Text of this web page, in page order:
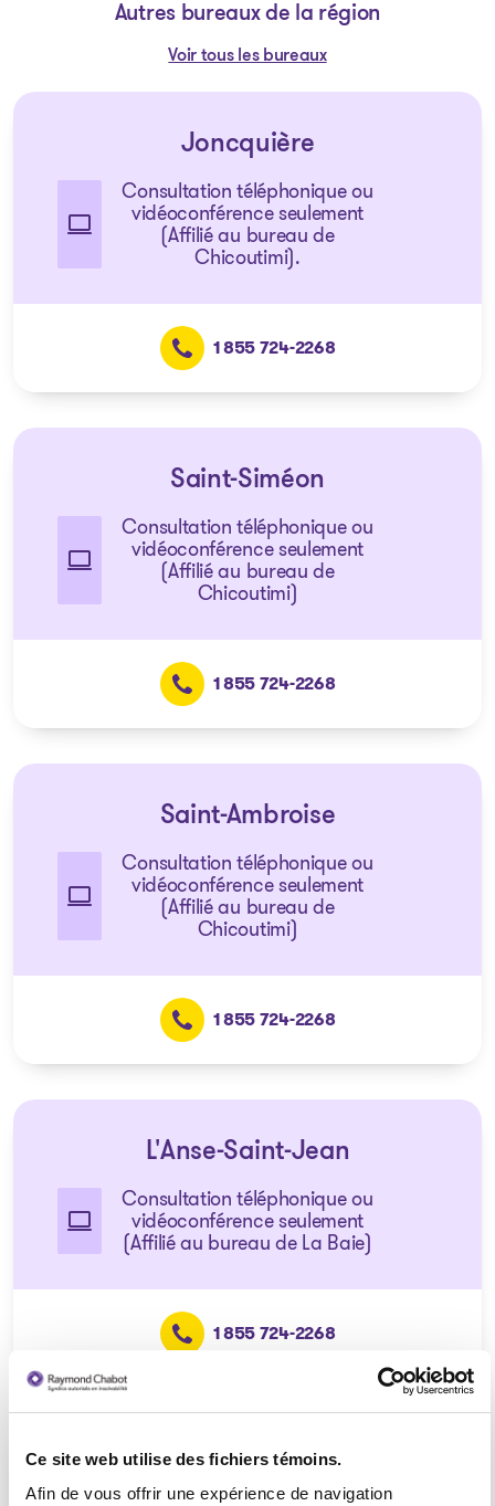
Ce site web utilise des fichiers témoins.
Afin de vous offrir une expérience de navigation
Autres bureaux de la région
Voir tous les bureaux
Joncquière
Consultation téléphonique ou
vidéoconférence seulement
(Affilié au bureau de
Chicoutimi).
1 855 724-2268
Saint-Siméon
Consultation téléphonique ou
vidéoconférence seulement
(Affilié au bureau de
Chicoutimi)
1 855 724-2268
Saint-Ambroise
Consultation téléphonique ou
vidéoconférence seulement
(Affilié au bureau de
Chicoutimi)
1 855 724-2268
L'Anse-Saint-Jean
Consultation téléphonique ou
vidéoconférence seulement
(Affilié au bureau de La Baie)
1 855 724-2268
Dolbeau-Mistassini